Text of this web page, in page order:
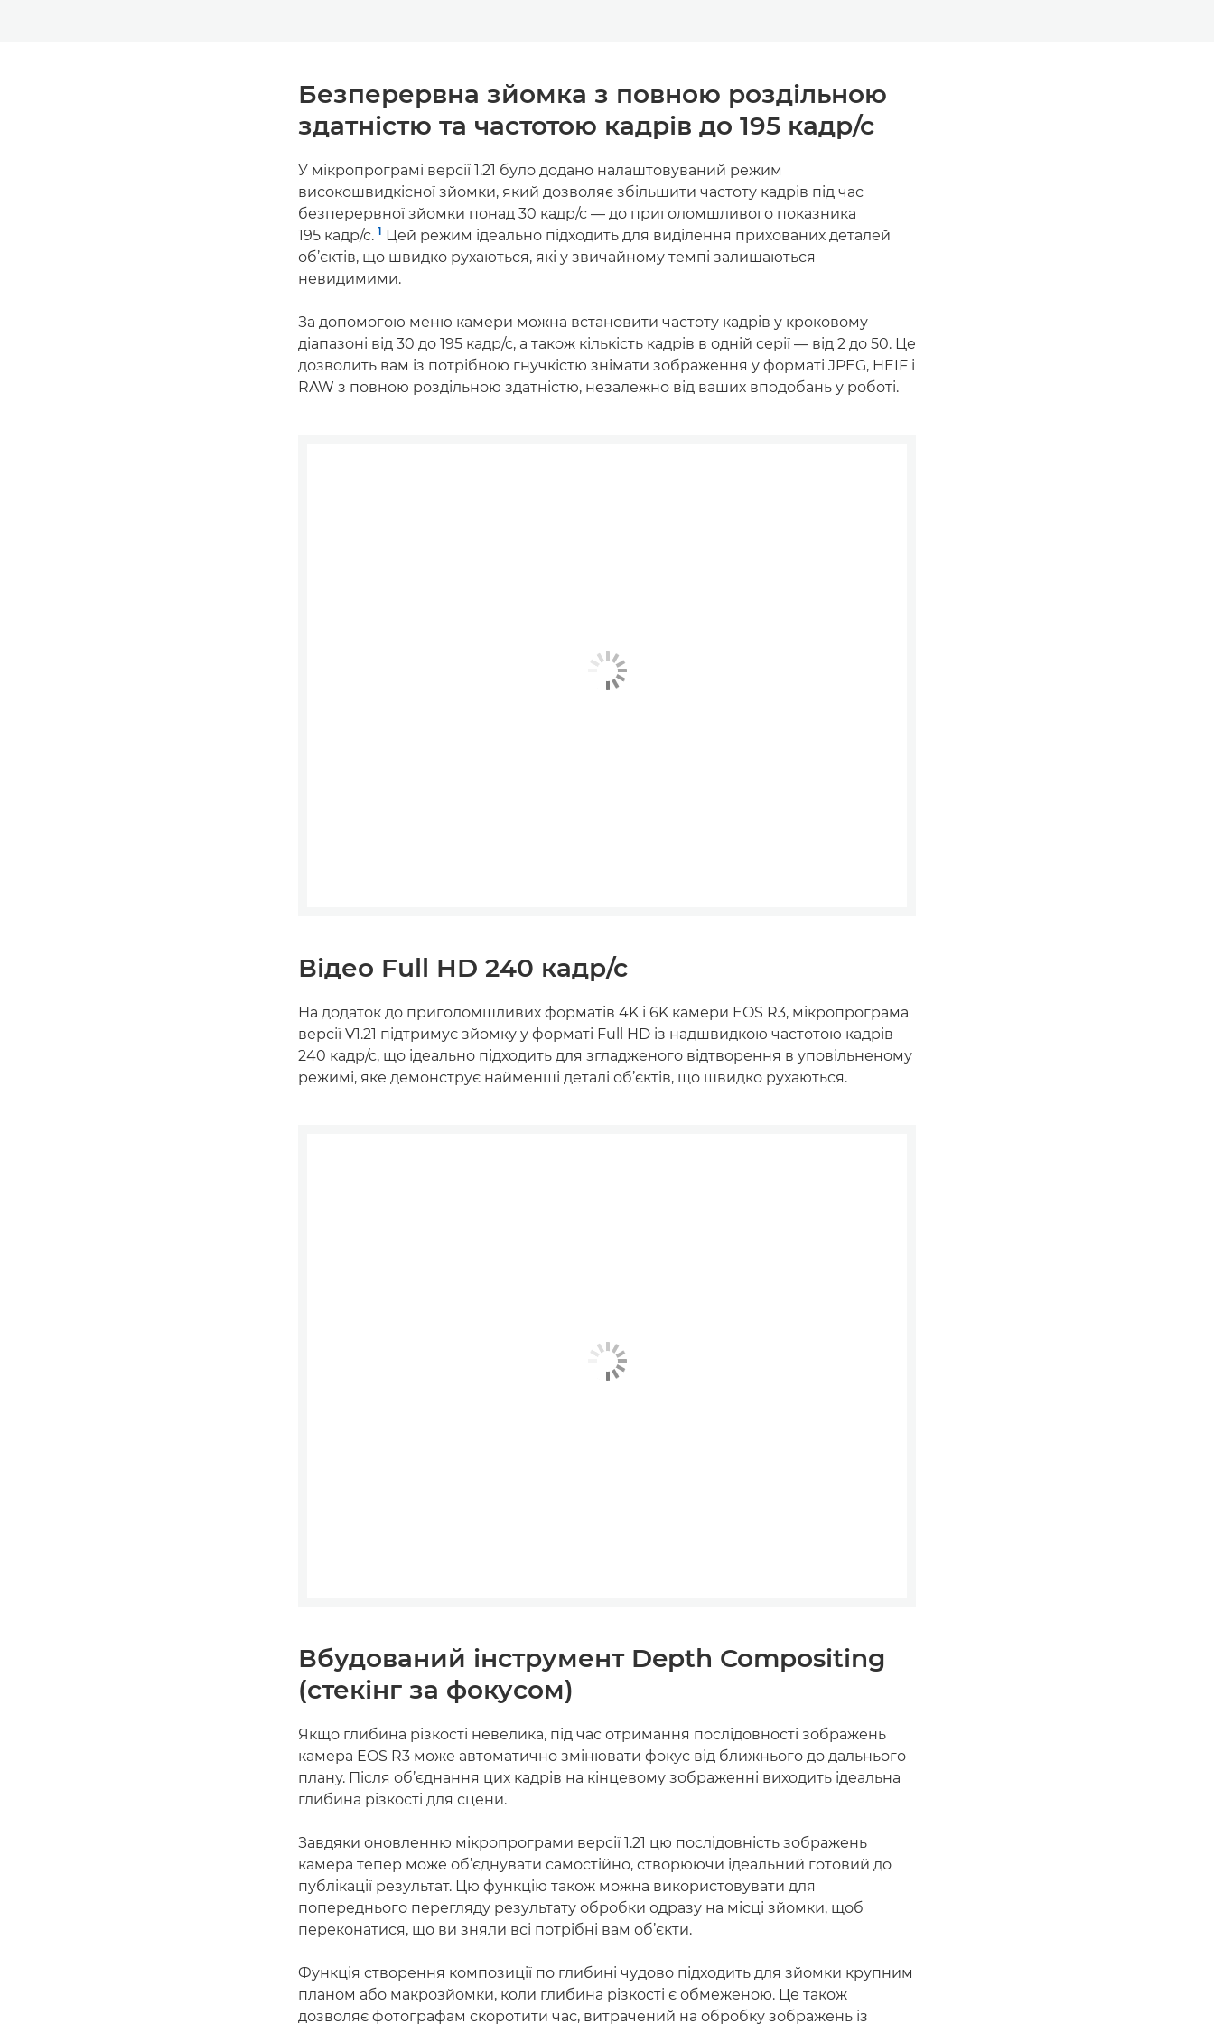
Безперервна зйомка з повною роздільною
здатністю та частотою кадрів до 195 кадр/с
У мікропрограмі версії 1.21 було додано налаштовуваний режим
високошвидкісної зйомки, який дозволяє збільшити частоту кадрів під час
безперервної зйомки понад 30 кадр/с — до приголомшливого показника
195 кадр/с. 1 Цей режим ідеально підходить для виділення прихованих деталей
об’єктів, що швидко рухаються, які у звичайному темпі залишаються
невидимими.
За допомогою меню камери можна встановити частоту кадрів у кроковому
діапазоні від 30 до 195 кадр/с, а також кількість кадрів в одній серії — від 2 до 50. Це
дозволить вам із потрібною гнучкістю знімати зображення у форматі JPEG, HEIF і
RAW з повною роздільною здатністю, незалежно від ваших вподобань у роботі.
Відео Full HD 240 кадр/с
На додаток до приголомшливих форматів 4K і 6K камери EOS R3, мікропрограма
версії V1.21 підтримує зйомку у форматі Full HD із надшвидкою частотою кадрів
240 кадр/с, що ідеально підходить для згладженого відтворення в уповільненому
режимі, яке демонструє найменші деталі об’єктів, що швидко рухаються.
Вбудований інструмент Depth Compositing
(стекінг за фокусом)
Якщо глибина різкості невелика, під час отримання послідовності зображень
камера EOS R3 може автоматично змінювати фокус від ближнього до дальнього
плану. Після об’єднання цих кадрів на кінцевому зображенні виходить ідеальна
глибина різкості для сцени.
Завдяки оновленню мікропрограми версії 1.21 цю послідовність зображень
камера тепер може об’єднувати самостійно, створюючи ідеальний готовий до
публікації результат. Цю функцію також можна використовувати для
попереднього перегляду результату обробки одразу на місці зйомки, щоб
переконатися, що ви зняли всі потрібні вам об’єкти.
Функція створення композиції по глибині чудово підходить для зйомки крупним
планом або макрозйомки, коли глибина різкості є обмеженою. Це також
дозволяє фотографам скоротити час, витрачений на обробку зображень із